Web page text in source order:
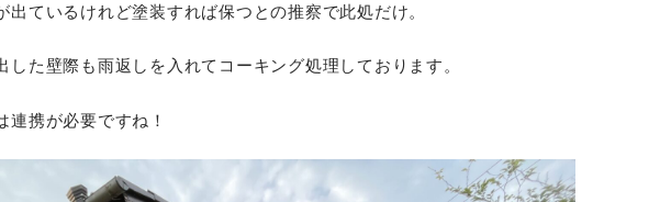
出ているけれど塗装すれば保つとの推察で此処だけ。
した壁際も雨返しを入れてコーキング処理しております。
連携が必要ですね！